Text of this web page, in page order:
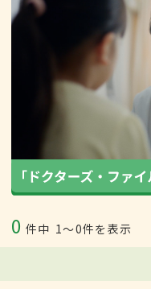
0 件中 1〜0件を表示